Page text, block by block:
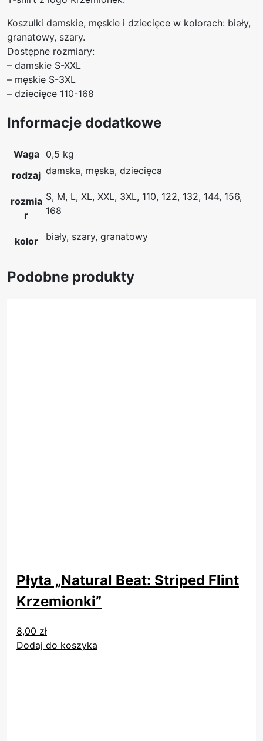
0
0
0
ł
a
-
K
r
z
e
i
n
i
Koszulki damskie, męskie i dziecięce w kolorach: biały,
granatowy, szary.
Dostępne rozmiary:
– damskie S-XXL
– męskie S-3XL
– dziecięce 110-168
Informacje dodatkowe
Waga
0,5 kg
rodzaj damska, męska, dziecięca
rozmia
r
S, M, L, XL, XXL, 3XL, 110, 122, 132, 144, 156,
168
kolor biały, szary, granatowy
Podobne produkty
Płyta „Natural Beat: Striped Flint
Krzemionki”
8,00 zł
Dodaj do koszyka